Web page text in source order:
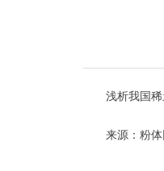
浅析我国
来源：粉